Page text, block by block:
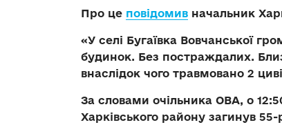
Про це повідомив начальник
«У селі Бугаївка Вовчанської
будинок. Без постраждалих.
внаслідок чого травмовано 2
За словами очільника ОВА, о
Харківського району загинув 55-